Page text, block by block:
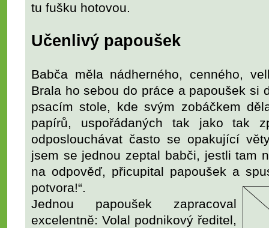
tu fušku hotovou.
Učenlivý papoušek
Babča měla nádherného, cenného,
Brala ho sebou do práce a papoušek si
psacím stole, kde svým zobáčkem
papírů, uspořádaných tak jako tak
odposlouchávat často se opakující
jsem se jednou zeptal babči, jestli tam
na odpověď, přicupital papoušek a
potvora!“.
Jednou papoušek zapracoval
excelentně: Volal podnikový ředitel,